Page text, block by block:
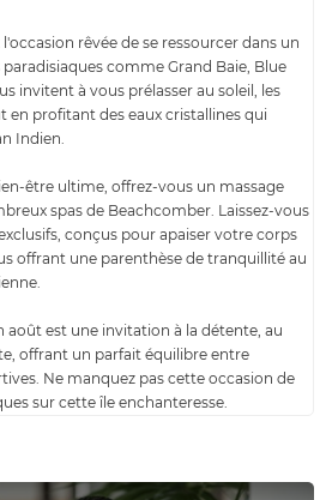
rêvée de se ressourcer dans un
comme Grand Baie, Blue
invitent à vous prélasser au soleil, les
en profitant des eaux cristallines qui
Indien.
être ultime, offrez-vous un massage
spas de Beachcomber. Laissez-vous
conçus pour apaiser votre corps
offrant une parenthèse de tranquillité au
août est une invitation à la détente, au
offrant un parfait équilibre entre
Ne manquez pas cette occasion de
sur cette île enchanteresse.